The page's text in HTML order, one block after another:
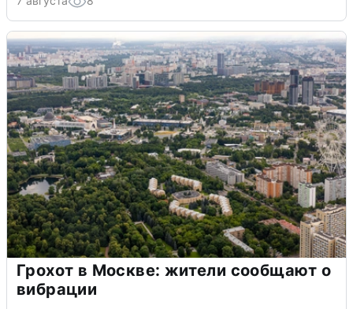
Грохот в Москве: жители сообщают о
вибрации